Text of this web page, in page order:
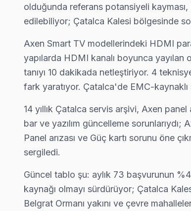
Muratbey Axen Servis
Çatalca Axen Servis →
Nakkaş Axen Servis
Axen TV Nakkaş'de internet bağlantısı sorunuyla
Çatalca TV Servis Merkezi →
Oklalı Axen Servis
Çatalca'da Oklalı mahallesi Axen kullanıcıları
Oklalı Axen Açılmıyor Arıza →
Ormanlı Axen Servis
olduğunda referans potansiyeli
edilebiliyor; Çatalca Kalesi bölgesinde
Axen Smart TV modellerindeki HDMI
yapılarda HDMI kanalı boyunca
tanıyı 10 dakikada netleştiriyor. 4
fark yaratıyor. Çatalca'de EMC-kaynaklı
14 yıllık Çatalca servis arşivi, Axen
bar ve yazılım güncelleme
Panel arızası ve Güç kartı sorunu öne
sergiledi.
Güncel tablo şu: aylık 73 başvurunun
kaynağı olmayı sürdürüyor; Çatalca
Belgrat Ormanı yakını ve çevre